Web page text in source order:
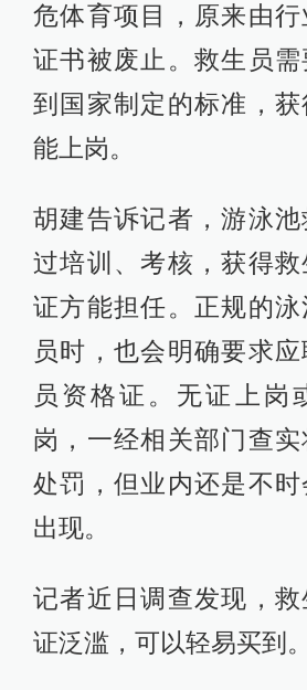
危体育项目，原来由
证书被废止。救生员
到国家制定的标准，
能上岗。
胡建告诉记者，游泳
过培训、考核，获得
证方能担任。正规的
员时，也会明确要求
员资格证。无证上岗
岗，一经相关部门查
处罚，但业内还是不
出现。
记者近日调查发现，
证泛滥，可以轻易买到。